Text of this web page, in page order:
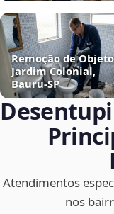
Remoção de
Jardim Colonial,
Bauru‑SP
Atendimentos
nos